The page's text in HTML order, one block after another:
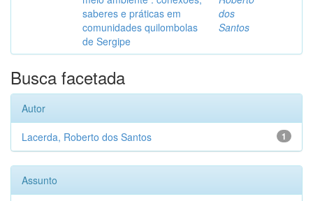
saberes e práticas em
comunidades quilombolas
de Sergipe
dos
Santos
Busca facetada
Autor
1
Lacerda, Roberto dos Santos
Assunto